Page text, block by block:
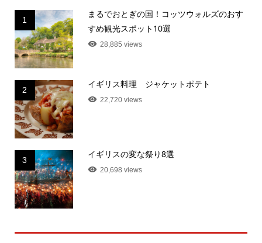
1
まるでおとぎの国！コッツウォルズのおす
すめ観光スポット10選
28,885 views
2
イギリス料理 ジャケットポテト
22,720 views
3
イギリスの変な祭り8選
20,698 views